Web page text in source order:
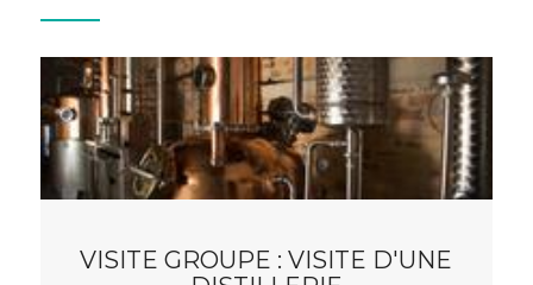
VISITE GROUPE : VISITE D'UNE